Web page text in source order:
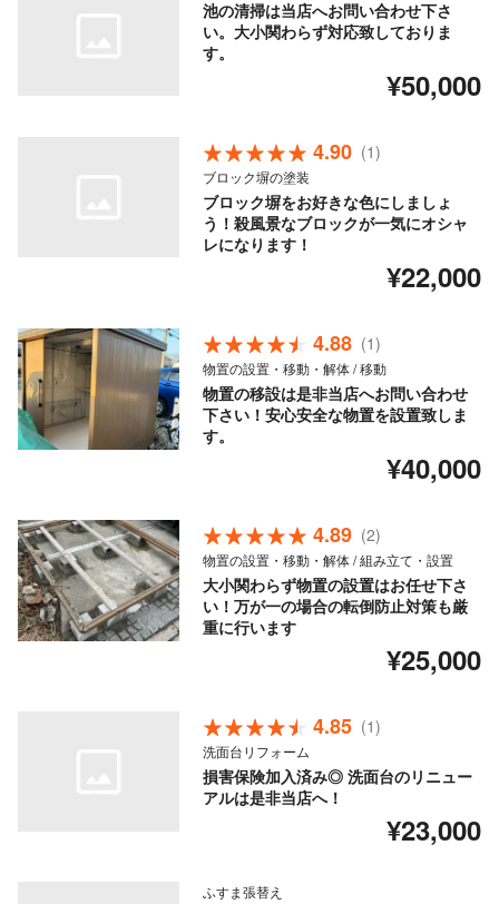
池の清掃は当店へお問い合わせ下さ
い。大小関わらず対応致しておりま
す。
¥50,000
4.90 (1)
ブロック塀の塗装
ブロック塀をお好きな色にしましょ
う！殺風景なブロックが一気にオシャ
レになります！
¥22,000
4.88 (1)
物置の設置・移動・解体 / 移動
物置の移設は是非当店へお問い合わせ
下さい！安心安全な物置を設置致しま
す。
¥40,000
4.89 (2)
物置の設置・移動・解体 / 組み立て・設置
大小関わらず物置の設置はお任せ下さ
い！万が一の場合の転倒防止対策も厳
重に行います
¥25,000
4.85 (1)
洗面台リフォーム
損害保険加入済み◎ 洗面台のリニュー
アルは是非当店へ！
¥23,000
ふすま張替え